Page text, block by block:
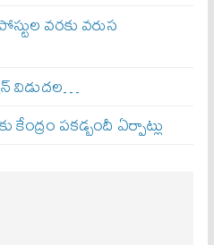
వరకు వరుస
విడుదల…
కేంద్రం పకడ్బందీ ఏర్పాట్లు